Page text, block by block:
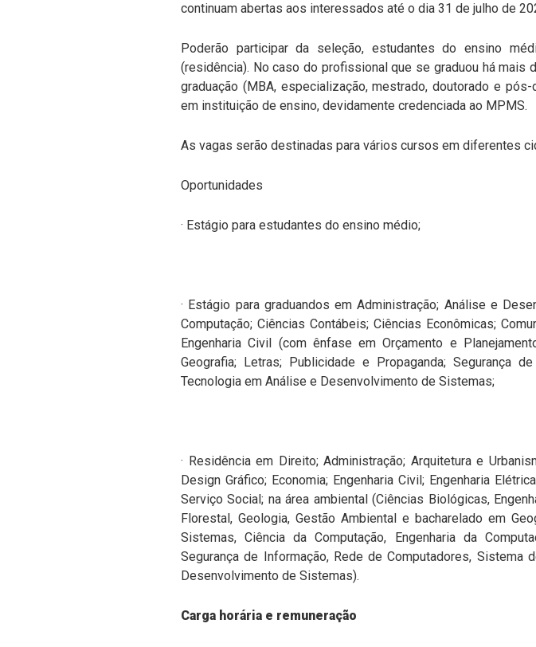
continuam abertas aos interessados até o dia 31 de julho de
Poderão participar da seleção, estudantes do ensino
(residência). No caso do profissional que se graduou há
graduação (MBA, especialização, mestrado, doutorado e
em instituição de ensino, devidamente credenciada ao MPMS.
As vagas serão destinadas para vários cursos em diferentes
Oportunidades
· Estágio para estudantes do ensino médio;
· Estágio para graduandos em Administração; Análise e
Computação; Ciências Contábeis; Ciências Econômicas;
Engenharia Civil (com ênfase em Orçamento e
Geografia; Letras; Publicidade e Propaganda; Segurança
Tecnologia em Análise e Desenvolvimento de Sistemas;
· Residência em Direito; Administração; Arquitetura e
Design Gráfico; Economia; Engenharia Civil; Engenharia
Serviço Social; na área ambiental (Ciências Biológicas,
Florestal, Geologia, Gestão Ambiental e bacharelado em
Sistemas, Ciência da Computação, Engenharia da
Segurança de Informação, Rede de Computadores,
Desenvolvimento de Sistemas).
Carga horária e remuneração